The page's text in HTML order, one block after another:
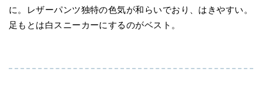
に。レザーパンツ独特の色気が和らいでおり、はきやすい。
足もとは白スニーカーにするのがベスト。